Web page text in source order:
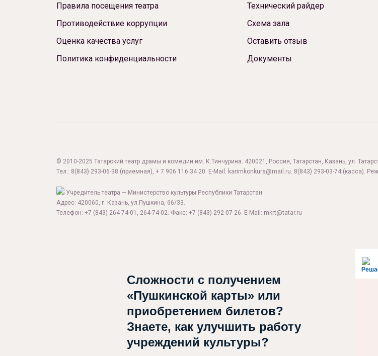
Контакты
Правила посещения театра
Противодействие коррупции
Оценка качества услуг
Политика конфиденциальности
Технический райдер
Схема зала
Оставить отзыв
Документы
© 2010-2025 Татарский театр драмы и комедии им. К.Тинчурина. 420021, Россия, Татарстан, Казань, ул.
Тел.: 8(843) 293-06-38 (приемная), + 7 906 116 34 20. E-Mail: karimkonkurs@mail.ru. 8(843) 293-03-74 (касса).
Учредитель театра — Министерство культуры Республики Татарстан
Адрес: 420060, г. Казань, ул.Пушкина, 66/33.
Телефон: +7 (843) 264-74-01, 264-74-02. Факс: +7 (843) 292-07-26. E-Mail: mkrt@tatar.ru
Сложности с получением
«Пушкинской карты» или
приобретением билетов?
Знаете, как улучшить работу
учреждений культуры?